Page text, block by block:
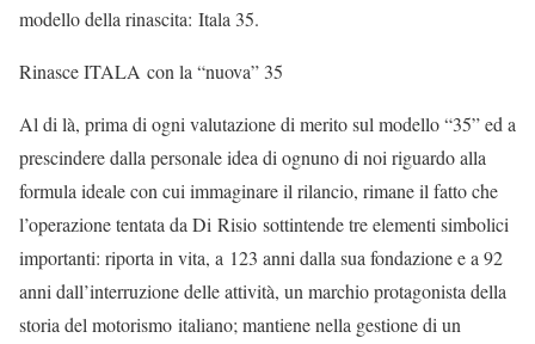
modello della rinascita: Itala 35.
Rinasce ITALA con la “nuova” 35
Al di là, prima di ogni valutazione di merito sul modello “35” ed a
prescindere dalla personale idea di ognuno di noi riguardo alla
formula ideale con cui immaginare il rilancio, rimane il fatto che
l’operazione tentata da Di Risio sottintende tre elementi simbolici
importanti: riporta in vita, a 123 anni dalla sua fondazione e a 92
anni dall’interruzione delle attività, un marchio protagonista della
storia del motorismo italiano; mantiene nella gestione di un